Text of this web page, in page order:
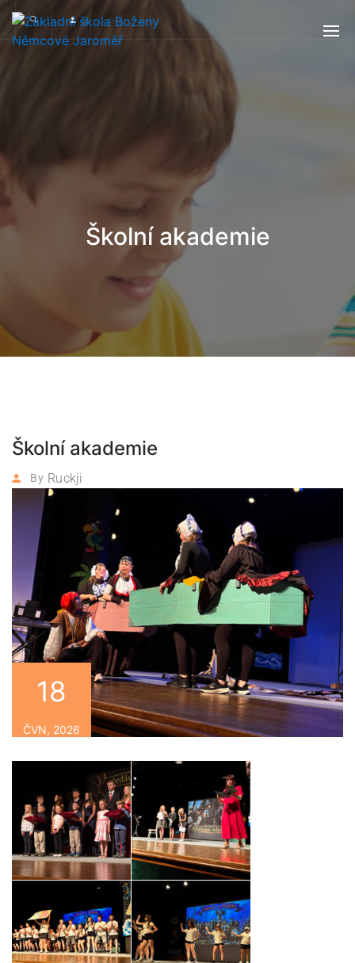
Školní akademie
Školní akademie
By Ruckji
18
ČVN, 2026